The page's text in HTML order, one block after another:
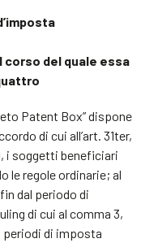
corso del quale essa
Patent Box” dispone
di cui all’art. 31­ter,
i soggetti beneficiari
le regole ordinarie; al
dal periodo di
di cui al comma 3,
periodi di imposta